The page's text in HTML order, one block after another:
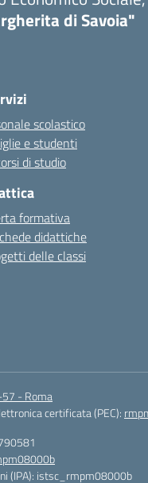
di Savoia"
scolastico
e studenti
di studio
formativa
didattiche
delle classi
- Roma
certificata (PEC):
(IPA): istsc_rmpm08000b